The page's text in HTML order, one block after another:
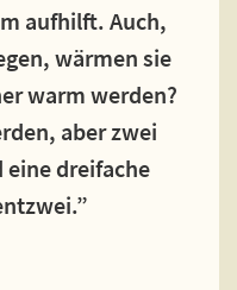
aufhilft. Auch,
wärmen sie
warm werden?
aber zwei
dreifache